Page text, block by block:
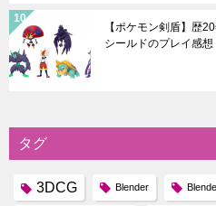
【ポケモン剣盾】歴
シールドのプレイ感想
タグ
3DCG Blender